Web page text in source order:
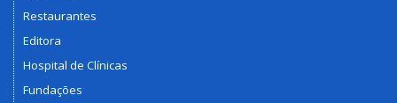
Restaurantes
Editora
Hospital de Clínicas
Fundações